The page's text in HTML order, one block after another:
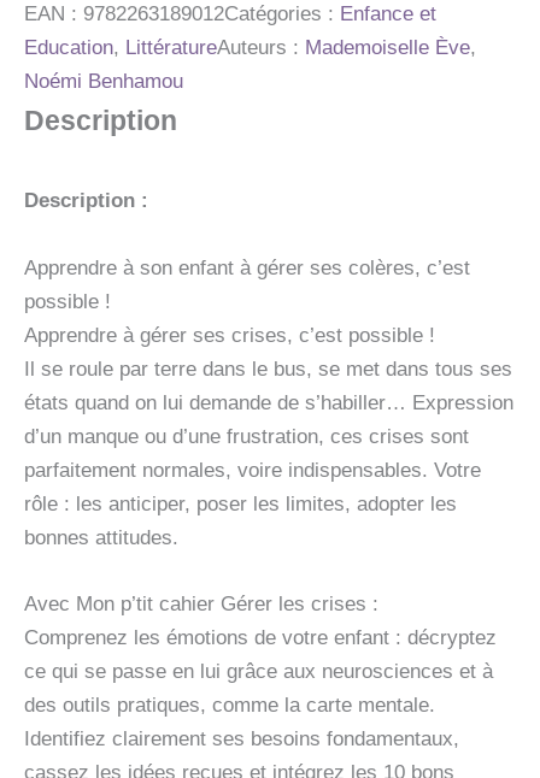
CRISES
EAN : 9782263189012Catégories : Enfance et
Education, LittératureAuteurs : Mademoiselle Ève,
Noémi Benhamou
Description
Description :
Apprendre à son enfant à gérer ses colères, c’est
possible !
Apprendre à gérer ses crises, c’est possible !
Il se roule par terre dans le bus, se met dans tous ses
états quand on lui demande de s’habiller… Expression
d’un manque ou d’une frustration, ces crises sont
parfaitement normales, voire indispensables. Votre
rôle : les anticiper, poser les limites, adopter les
bonnes attitudes.
Avec Mon p’tit cahier Gérer les crises :
Comprenez les émotions de votre enfant : décryptez
ce qui se passe en lui grâce aux neurosciences et à
des outils pratiques, comme la carte mentale.
Identifiez clairement ses besoins fondamentaux,
cassez les idées reçues et intégrez les 10 bons